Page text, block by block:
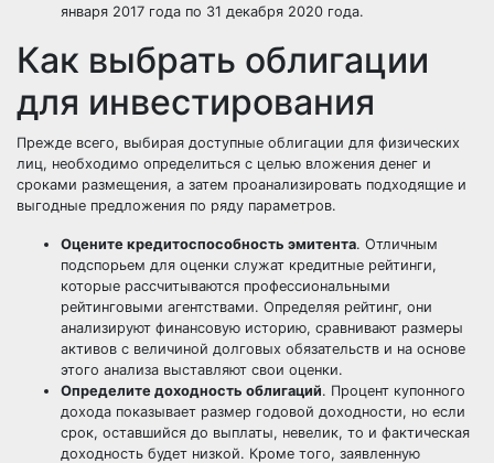
января 2017 года по 31 декабря 2020 года.
Как выбрать облигации
для инвестирования
Прежде всего, выбирая доступные облигации для физических
лиц, необходимо определиться с целью вложения денег и
сроками размещения, а затем проанализировать подходящие и
выгодные предложения по ряду параметров.
Оцените кредитоспособность эмитента. Отличным
подспорьем для оценки служат кредитные рейтинги,
которые рассчитываются профессиональными
рейтинговыми агентствами. Определяя рейтинг, они
анализируют финансовую историю, сравнивают размеры
активов с величиной долговых обязательств и на основе
этого анализа выставляют свои оценки.
Определите доходность облигаций. Процент купонного
дохода показывает размер годовой доходности, но если
срок, оставшийся до выплаты, невелик, то и фактическая
доходность будет низкой. Кроме того, заявленную